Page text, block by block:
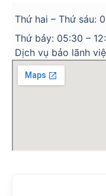
Thứ hai – Thứ sáu:
Thứ bảy: 05:30 –
Dịch vụ bảo lãnh